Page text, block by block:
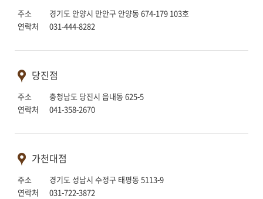
주소 경기도 안양시 만안구 안양동 674-179 103호
연락처 031-444-8282
당진점
주소 충청남도 당진시 읍내동 625-5
연락처 041-358-2670
가천대점
주소 경기도 성남시 수정구 태평동 5113-9
연락처 031-722-3872